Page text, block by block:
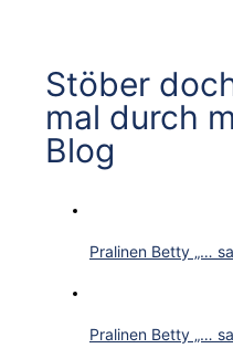
Stöber
mal durch
Blog
Pralinen Betty „…
Pralinen Betty „…